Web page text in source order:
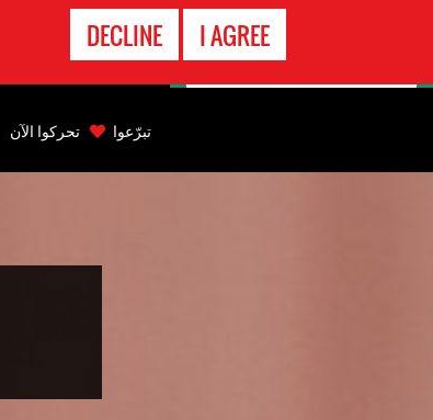
I AGREE
DECLINE
تبرّعوا تحركوا الآن
الاتصال
بالطوارىء